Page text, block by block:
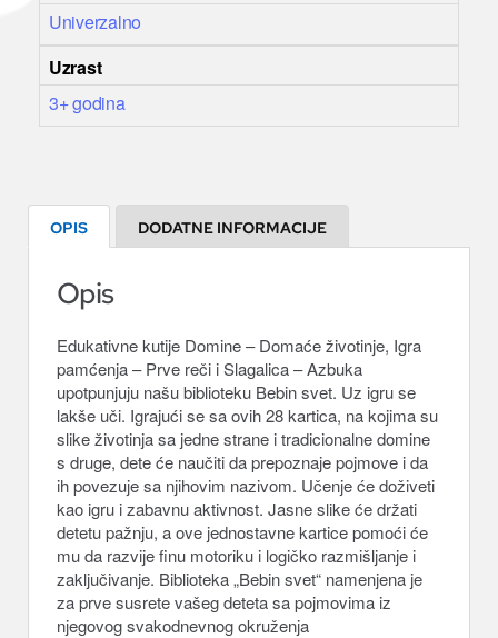
Univerzalno
Uzrast
3+ godina
OPIS DODATNE INFORMACIJE
Opis
Edukativne kutije Domine – Domaće životinje, Igra
pamćenja – Prve reči i Slagalica – Azbuka
upotpunjuju našu biblioteku Bebin svet. Uz igru se
lakše uči. Igrajući se sa ovih 28 kartica, na kojima su
slike životinja sa jedne strane i tradicionalne domine
s druge, dete će naučiti da prepoznaje pojmove i da
ih povezuje sa njihovim nazivom. Učenje će doživeti
kao igru i zabavnu aktivnost. Jasne slike će držati
detetu pažnju, a ove jednostavne kartice pomoći će
mu da razvije finu motoriku i logičko razmišljanje i
zaključivanje. Biblioteka „Bebin svet“ namenjena je
za prve susrete vašeg deteta sa pojmovima iz
njegovog svakodnevnog okruženja